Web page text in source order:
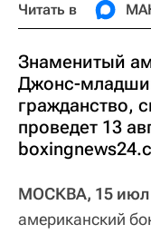
Читать в
Знаменитый
Джонс-
гражданство,
проведет 13
МОСКВА, 15 июл
американский